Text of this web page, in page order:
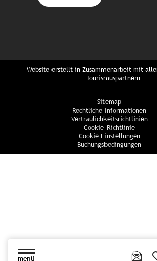
menü
Website erstellt in Zusammenarbeit mit
Tourismuspartnern
Sitemap
Rechtliche Informationen
Vertraulichkeitsrichtlinien
Cookie-Richtlinie
Cookie Einstellungen
Buchungsbedingungen